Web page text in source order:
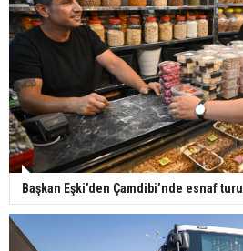
Başkan Eşki’den Çamdibi’nde esnaf turu